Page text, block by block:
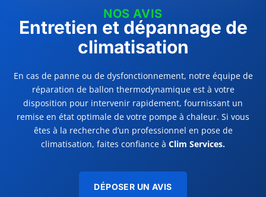
NOS AVIS
Entretien et dépannage de
climatisation
En cas de panne ou de dysfonctionnement, notre équipe de
réparation de ballon thermodynamique est à votre
disposition pour intervenir rapidement, fournissant un
remise en état optimale de votre pompe à chaleur. Si vous
êtes à la recherche d’un professionnel en pose de
climatisation, faites confiance à Clim Services.
DÉPOSER UN AVIS